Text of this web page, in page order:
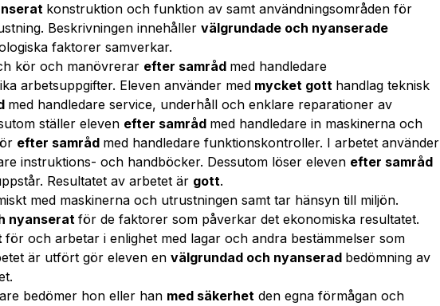
konstruktion och funktion av samt användningsområden för
Beskrivningen innehåller välgrundade och nyanserade
faktorer samverkar.
kör och manövrerar efter samråd med handledare
arbetsuppgifter. Eleven använder med mycket gott handlag teknisk
med handledare service, underhåll och enklare reparationer av
ställer eleven efter samråd med handledare in maskinerna och
efter samråd med handledare funktionskontroller. I arbetet använder
instruktions- och handböcker. Dessutom löser eleven efter samråd
Resultatet av arbetet är gott.
med maskinerna och utrustningen samt tar hänsyn till miljön.
nyanseratför de faktorer som påverkar det ekonomiska resultatet.
för och arbetar i enlighet med lagar och andra bestämmelser som
är utfört gör eleven en välgrundad och nyanserad bedömning av
bedömer hon eller han med säkerhet den egna förmågan och